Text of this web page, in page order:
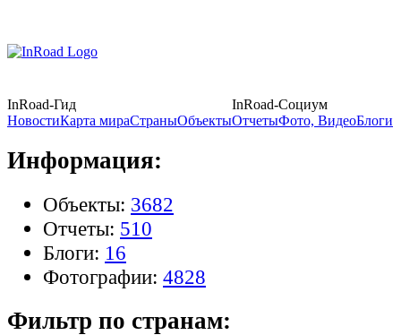
InRoad-Гид
InRoad-Социум
НовостиКарта мираСтраныОбъектыОтчетыФото, ВидеоБлоги
Информация:
Объекты: 3682
Отчеты: 510
Блоги: 16
Фотографии: 4828
Фильтр по странам: